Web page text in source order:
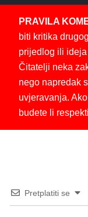
PRAVILA
biti kritika
prijedlog ili
Čitatelji neka
nego napredak
uvjeravanja.
budete li
Pretplatiti se